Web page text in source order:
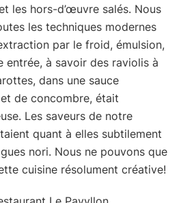
les hors-d’œuvre salés. Nous
les techniques modernes
par le froid, émulsion,
à savoir des raviolis à
dans une sauce
de concombre, était
Les saveurs de notre
quant à elles subtilement
nori. Nous ne pouvons que
cuisine résolument créative!